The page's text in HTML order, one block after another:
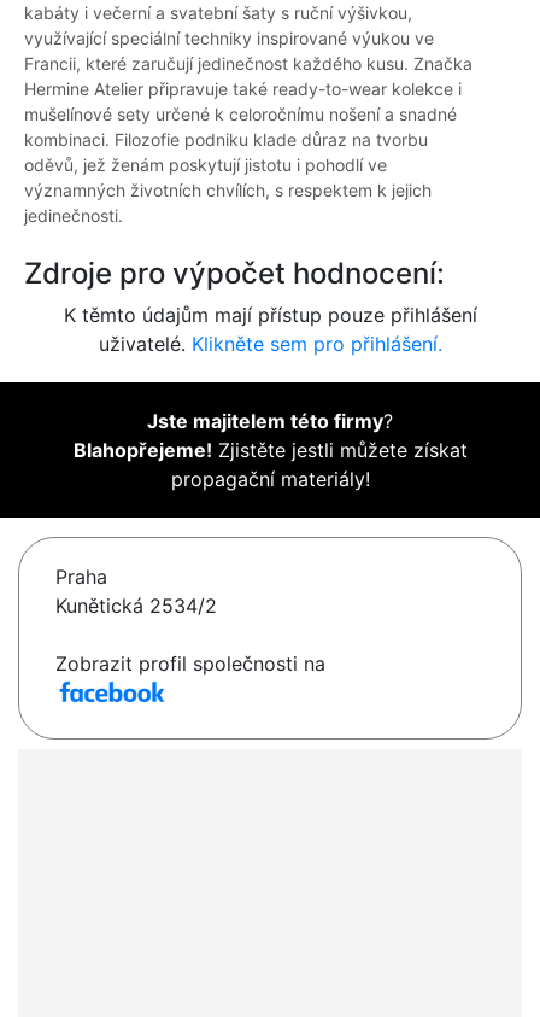
kabáty i večerní a svatební šaty s ruční výšivkou,
využívající speciální techniky inspirované výukou ve
Francii, které zaručují jedinečnost každého kusu. Značka
Hermine Atelier připravuje také ready-to-wear kolekce i
mušelínové sety určené k celoročnímu nošení a snadné
kombinaci. Filozofie podniku klade důraz na tvorbu
oděvů, jež ženám poskytují jistotu i pohodlí ve
významných životních chvílích, s respektem k jejich
jedinečnosti.
Zdroje pro výpočet hodnocení:
K těmto údajům mají přístup pouze přihlášení
uživatelé. Klikněte sem pro přihlášení.
Jste majitelem této firmy?
Blahopřejeme! Zjistěte jestli můžete získat
propagační materiály!
Praha
Kunětická 2534/2
Zobrazit profil společnosti na